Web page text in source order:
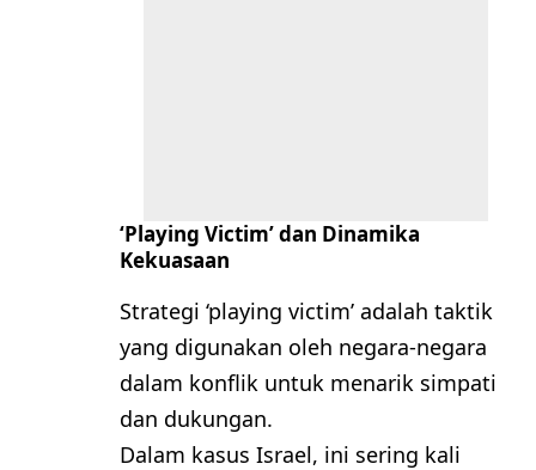
‘Playing Victim’ dan Dinamika
Kekuasaan
Strategi ‘playing victim’ adalah taktik
yang digunakan oleh negara-negara
dalam konflik untuk menarik simpati
dan dukungan.
Dalam kasus Israel, ini sering kali